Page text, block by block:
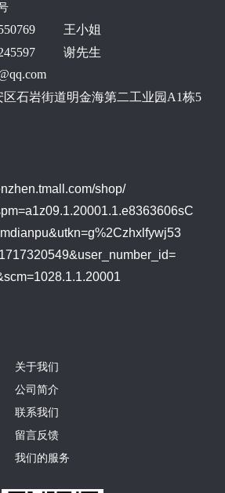
王小姐
谢先生
石岩街道明金海第二工业园A1栋5
shop/
关于我们
公司简介
联系我们
留言反馈
我们的服务